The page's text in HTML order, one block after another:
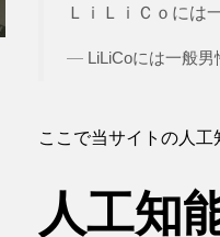
ＬｉＬｉＣｏには
LiLiCoには一般
ここで当サイトの人
人工知